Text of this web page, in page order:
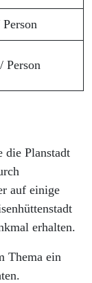
Person
die Planstadt
auf einige
erhalten.
Thema ein